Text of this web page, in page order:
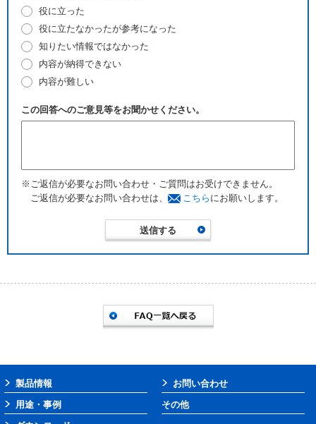
役に立った
役に立たなかったが参考になった
知りたい情報ではなかった
内容が納得できない
内容が難しい
この回答へのご意見等をお聞かせください。
※ご返信が必要なお問い合わせ・ご質問はお受けできません。
ご返信が必要なお問い合わせは、
こちら にお願いします。
製品情報
用途・事例
お問い合わせ
その他